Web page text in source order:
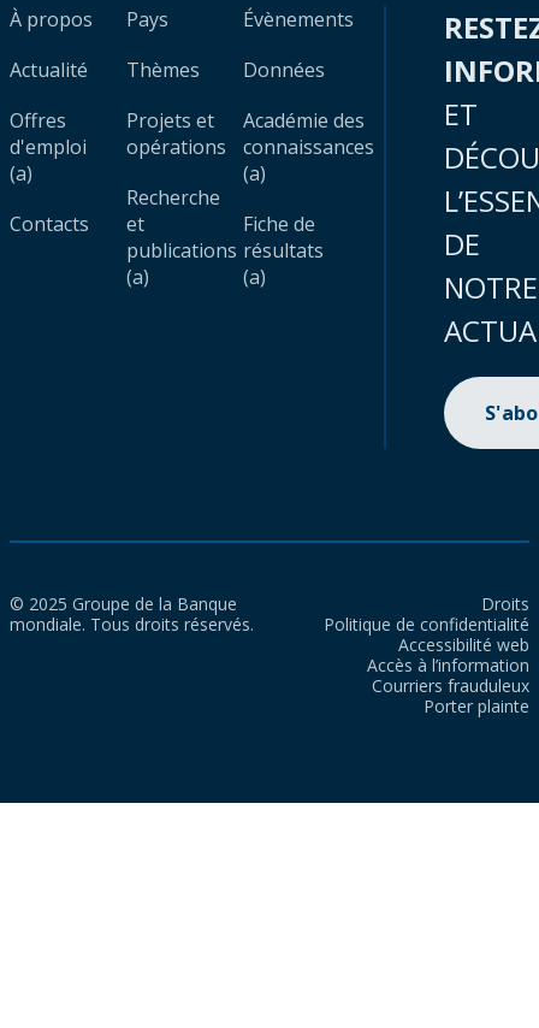
À propos
Actualité
Offres
d'emploi
(a)
Contacts
Pays
Thèmes
Projets et
opérations
Recherche
et
publications
(a)
Évènements
Données
Académie des
connaissances
(a)
Fiche de
résultats
(a)
ET
DE
NOTRE
© 2025 Groupe de la Banque
mondiale. Tous droits réservés.
Droits
Politique de confidentialité
Accessibilité web
Accès à l’information
Courriers frauduleux
Porter plainte